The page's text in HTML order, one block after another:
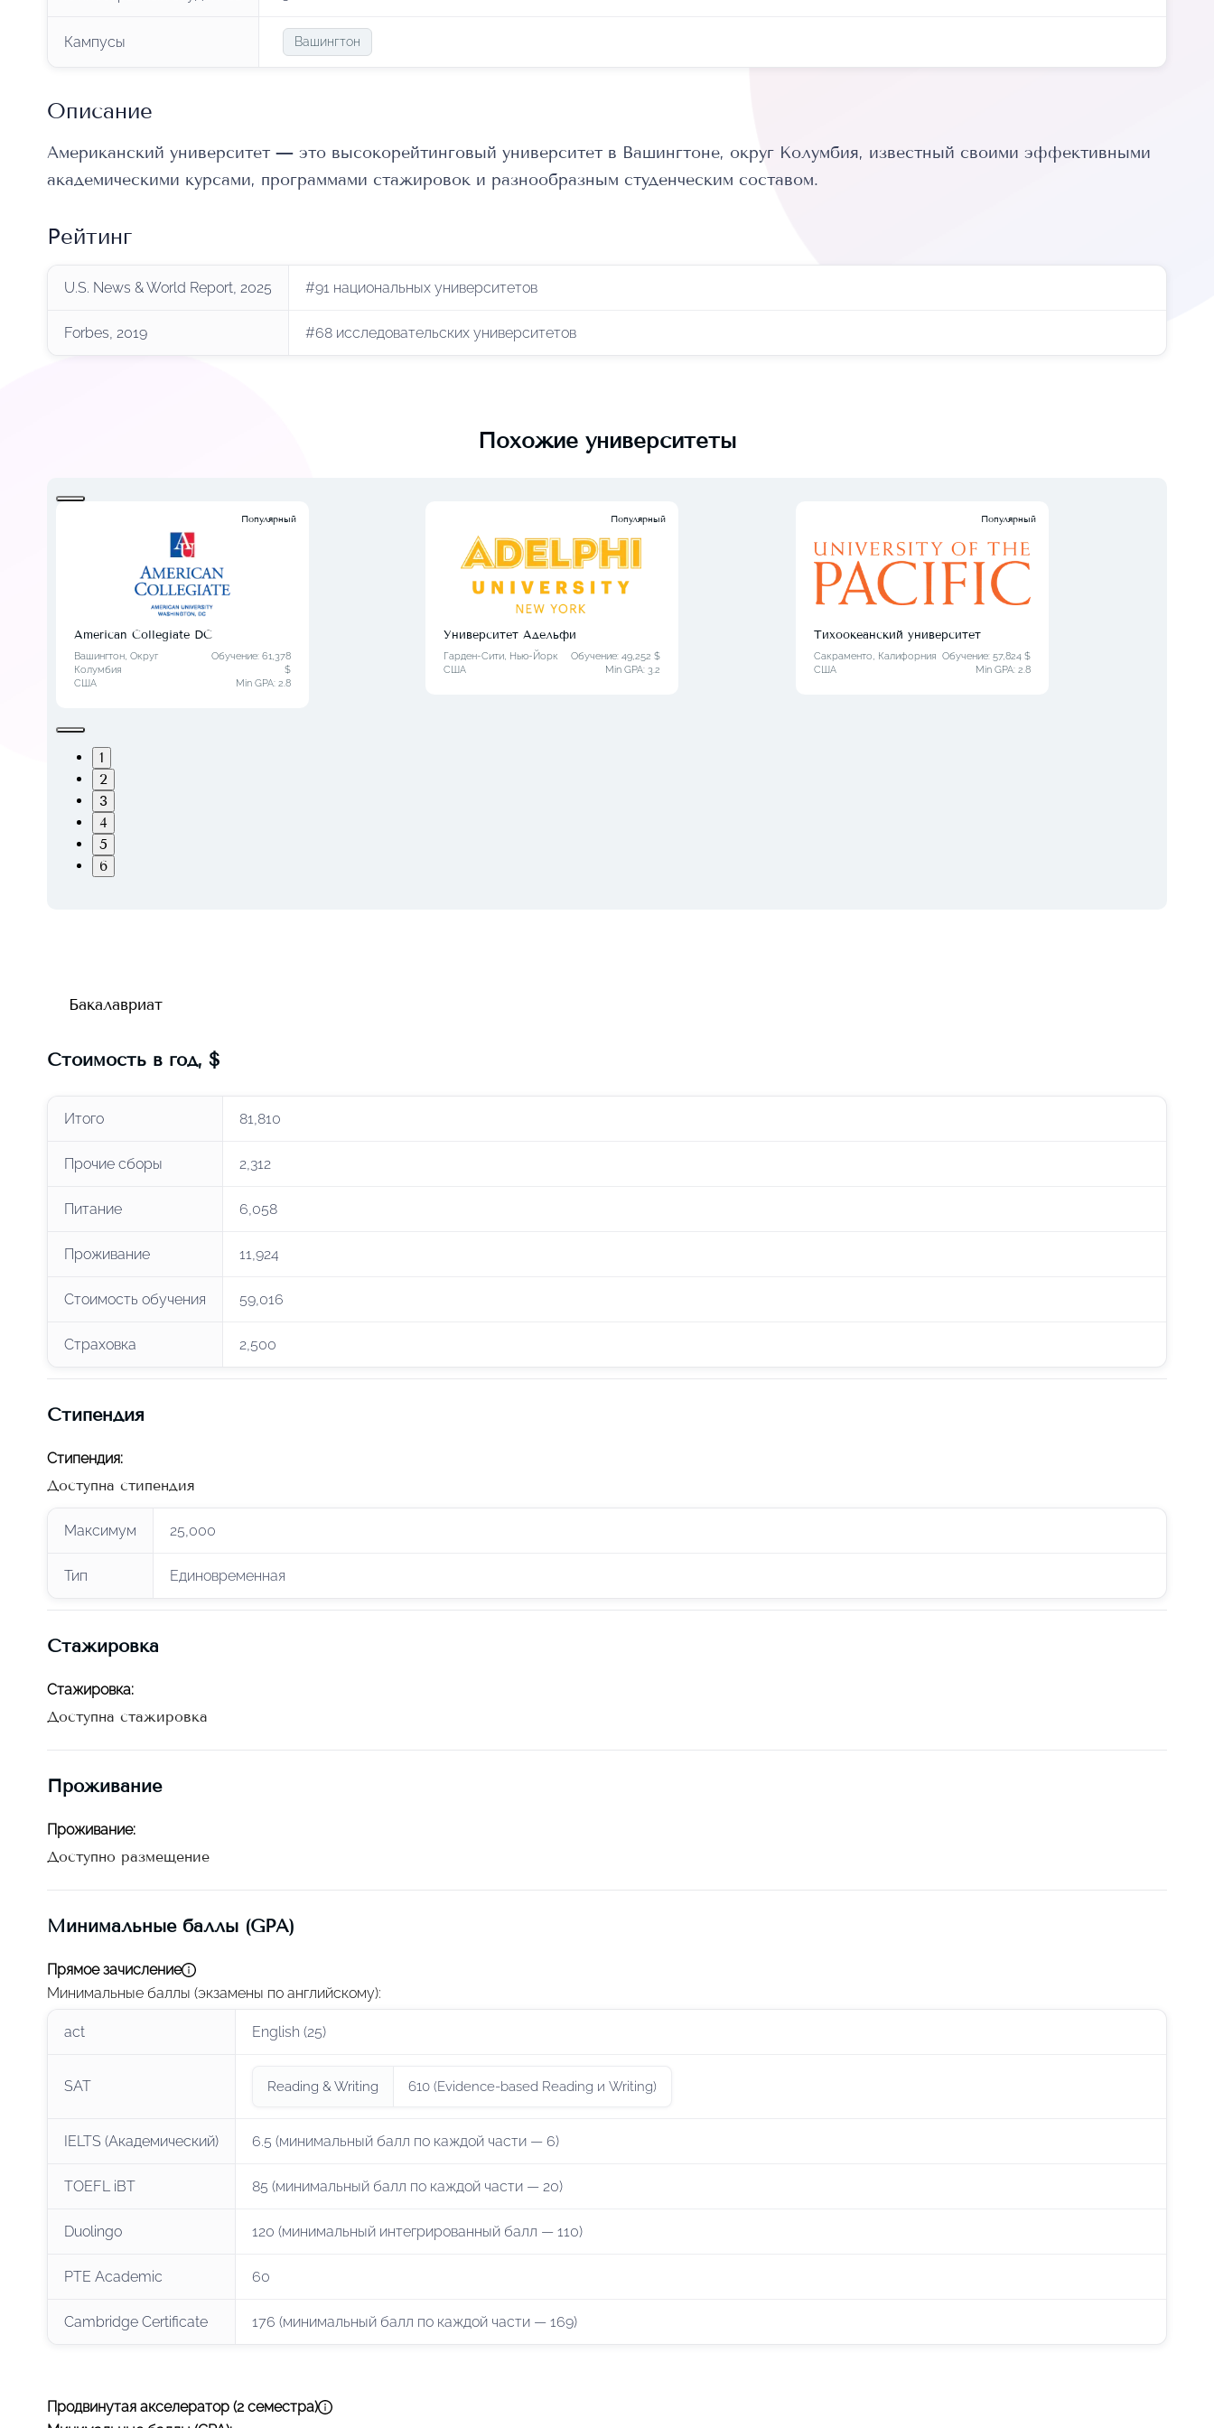
Кампусы Вашингтон
Описание
Американский университет — это высокорейтинговый университет в Вашингтоне, округ Колумбия, известный своими эффективными
академическими курсами, программами стажировок и разнообразным студенческим составом.
Рейтинг
U.S. News & World Report, 2025 #91 национальных университетов
Forbes, 2019 #68 исследовательских университетов
Похожие университеты
Популярный
American Collegiate DC
Вашингтон, Округ
Колумбия
США
Обучение: 61,378
$
Min GPA: 2.8
Популярный
Университет Адельфи
Гарден-Сити, Нью-Йорк
США
Обучение: 49,252 $
Min GPA:3.2
Популярный
Тихоокеанский университет
Сакраменто, Калифорния
США
Обучение: 57,824 $
Min GPA: 2.8
1
2
3
4
5
6
Бакалавриат
Стоимость в год, $
Итого 81,810
Прочие сборы 2,312
Питание 6,058
Проживание 11,924
Стоимость обучения 59,016
Страховка 2,500
Стипендия
Стипендия:
Доступна стипендия
Максимум 25,000
Тип Единовременная
Стажировка
Стажировка:
Доступна стажировка
Проживание
Проживание:
Доступно размещение
Минимальные баллы (GPA)
Прямое зачисление
Минимальные баллы (экзамены по английскому):
act English (25)
SAT Reading & Writing 610 (Evidence-based Reading и Writing)
IELTS (Академический) 6.5 (минимальный балл по каждой части — 6)
TOEFL iBT 85 (минимальный балл по каждой части — 20)
Duolingo 120 (минимальный интегрированный балл — 110)
PTE Academic 60
Cambridge Certificate 176 (минимальный балл по каждой части — 169)
Продвинутая акселератор (2 семестра)